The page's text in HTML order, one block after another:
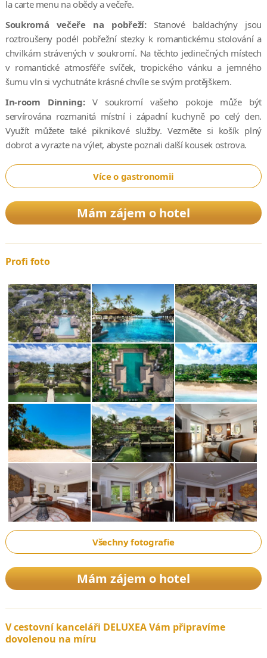
la carte menu na obědy a večeře.
Soukromá večeře na pobřeží: Stanové baldachýny jsou
roztroušeny podél pobřežní stezky k romantickému stolování a
chvilkám strávených v soukromí. Na těchto jedinečných místech
v romantické atmosféře svíček, tropického vánku a jemného
šumu vln si vychutnáte krásné chvíle se svým protějškem.
In-room Dinning: V soukromí vašeho pokoje může být
servírována rozmanitá místní i západní kuchyně po celý den.
Využít můžete také piknikové služby. Vezměte si košík plný
dobrot a vyrazte na výlet, abyste poznali další kousek ostrova.
Více o gastronomii
Mám zájem o hotel
Profi foto
Všechny fotografie
Mám zájem o hotel
V cestovní kanceláři DELUXEA Vám připravíme
dovolenou na míru